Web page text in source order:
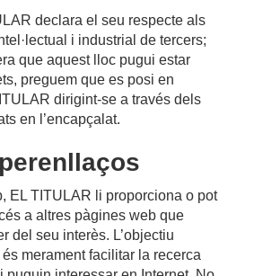
declara el seu respecte als
i industrial de tercers;
que aquest lloc pugui estar
preguem que es posi en
dirigint-se a través dels
en l’encapçalat.
EL TITULAR li proporciona o pot
a altres pàgines web que
del seu interès. L’objectiu
merament facilitar la recerca